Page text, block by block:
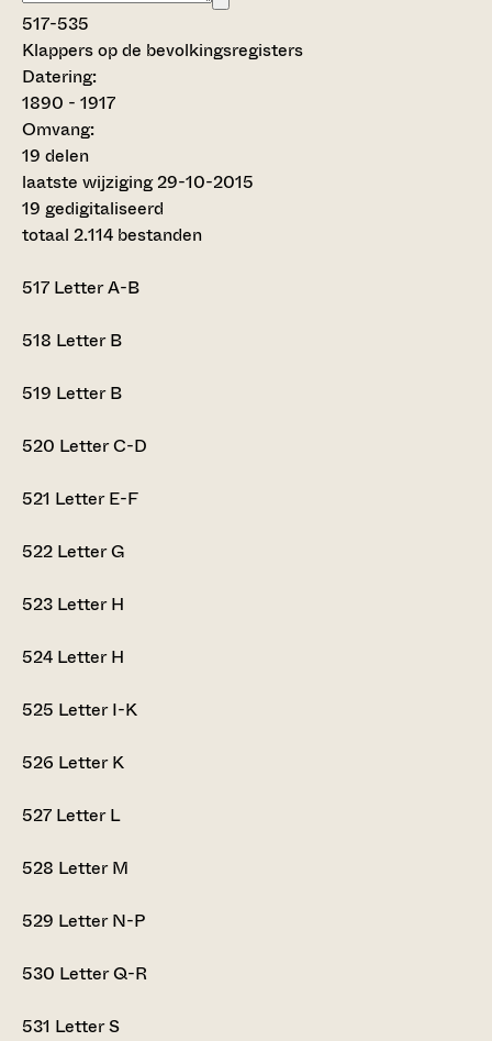
517-535
Klappers op de bevolkingsregisters
Datering:
1890 - 1917
Omvang:
19 delen
laatste wijziging 29-10-2015
19 gedigitaliseerd
totaal 2.114 bestanden
517 Letter A-B
518 Letter B
519 Letter B
520 Letter C-D
521 Letter E-F
522 Letter G
523 Letter H
524 Letter H
525 Letter I-K
526 Letter K
527 Letter L
528 Letter M
529 Letter N-P
530 Letter Q-R
531 Letter S